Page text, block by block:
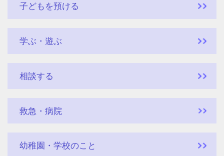
子どもを預ける
学ぶ・遊ぶ
相談する
救急・病院
幼稚園・学校のこと